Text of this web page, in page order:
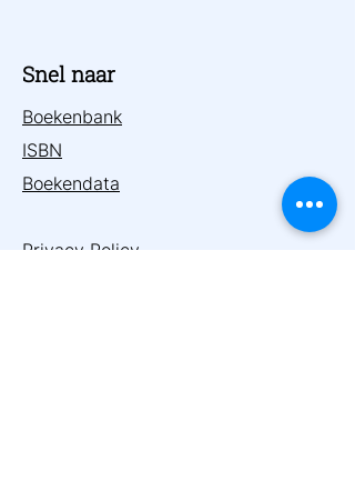
Snel naar
Boekenbank
ISBN
Boekendata
Privacy Policy